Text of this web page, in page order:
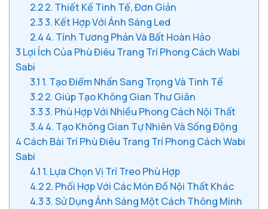
2.22. Thiết Kế Tinh Tế, Đơn Giản
2.33. Kết Hợp Với Ánh Sáng Led
2.4 4. Tính Tương Phản Và Bất Hoàn Hảo
3 Lợi Ích Của Phù Điêu Trang Trí Phong Cách Wabi
Sabi
3.1 1. Tạo Điểm Nhấn Sang Trọng Và Tinh Tế
3.22. Giúp Tạo Không Gian Thư Giãn
3.33. Phù Hợp Với Nhiều Phong Cách Nội Thất
3.4 4. Tạo Không Gian Tự Nhiên Và Sống Động
4 Cách Bài Trí Phù Điêu Trang Trí Phong Cách Wabi
Sabi
4.1 1. Lựa Chọn Vị Trí Treo Phù Hợp
4.22. Phối Hợp Với Các Món Đồ Nội Thất Khác
4.33. Sử Dụng Ánh Sáng Một Cách Thông Minh